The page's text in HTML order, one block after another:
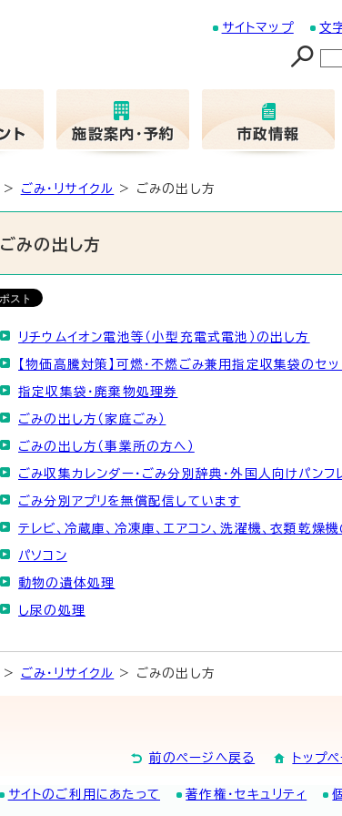
サイトマップ 文
> ごみ・リサイクル > ごみの出し方
ごみの出し方
リチウムイオン電池等（小型充電式電池）の出し方
【物価高騰対策】可燃・不燃ごみ兼用指定収集袋のセ
指定収集袋・廃棄物処理券
ごみの出し方（家庭ごみ）
ごみの出し方（事業所の方へ）
ごみ収集カレンダー・ごみ分別辞典・外国人向けパンフ
ごみ分別アプリを無償配信しています
テレビ、冷蔵庫、冷凍庫、エアコン、洗濯機、衣類乾燥
パソコン
動物の遺体処理
し尿の処理
> ごみ・リサイクル > ごみの出し方
前のページへ戻る トップ
サイトのご利用にあたって 著作権・セキュリティ